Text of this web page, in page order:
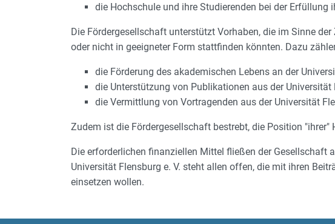
die Hochschule und ihre Studierenden bei der
Die Fördergesellschaft unterstützt Vorhaben, die im Sinne
oder nicht in geeigneter Form stattfinden könnten. Dazu
die Förderung des akademischen Lebens an der
die Unterstützung von Publikationen aus der Universität
die Vermittlung von Vortragenden aus der Universität
Zudem ist die Fördergesellschaft bestrebt, die Position
Die erforderlichen finanziellen Mittel fließen der Gesellschaft
Universität Flensburg e. V. steht allen offen, die mit ihren
einsetzen wollen.